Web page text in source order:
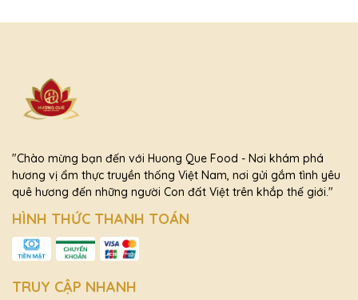
"Chào mừng bạn đến với Huong Que Food - Nơi khám phá
hương vị ẩm thực truyền thống Việt Nam, nơi gửi gắm tình yêu
quê hương đến những người Con đất Việt trên khắp thế giới."
HÌNH THỨC THANH TOÁN
TRUY CẬP NHANH